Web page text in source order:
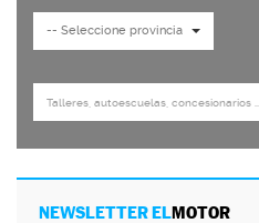
NEWSLETTER ELMOTOR